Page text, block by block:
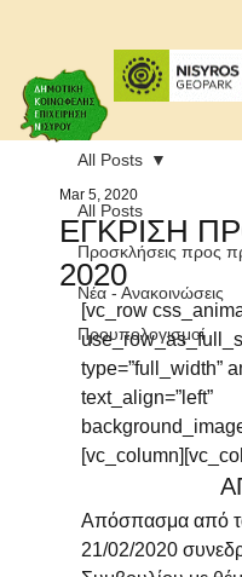
All Posts
Προσκλήσεις προς
Νέα - Ανακοινώσεις
Προυπολογισμοί
All Posts
ΕΓΚΡΙΣΗ
2020
Mar 5, 2020
[vc_row
type=”full_width”
text_align=”left”
Απόσπασμα από το
21/02/2020